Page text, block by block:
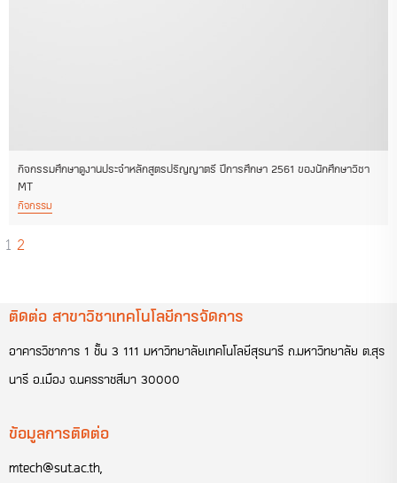
กิจกรรมศึกษาดูงานประจำหลักสูตรปริญญาตรี ปีการศึกษา 2561 ของนักศึกษาวิชา
MT
กิจกรรม
1 2
ติดต่อ สาขาวิชาเทคโนโลยีการจัดการ
อาคารวิชาการ 1 ชั้น 3 111 มหาวิทยาลัยเทคโนโลยีสุรนารี ถ.มหาวิทยาลัย ต.สุร
นารี อ.เมือง จ.นครราชสีมา 30000
ข้อมูลการติดต่อ
mtech@sut.ac.th